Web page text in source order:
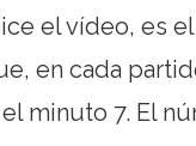
el vídeo, es
en cada
minuto 7. El